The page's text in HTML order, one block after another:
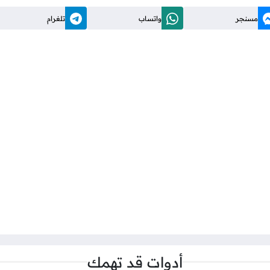
مسنجر واتساب تلغرام
أدوات قد تهمك